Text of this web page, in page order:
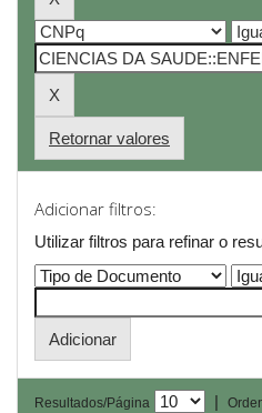
Retornar valores
Adicionar filtros:
Utilizar filtros para refinar o
Resultados/Página |